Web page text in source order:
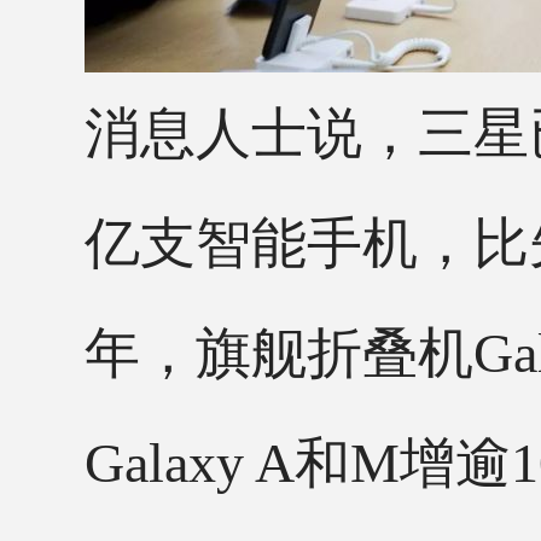
消息人士说，三
亿支智能手机，
年，旗舰折叠机
Galaxy A和M增逾